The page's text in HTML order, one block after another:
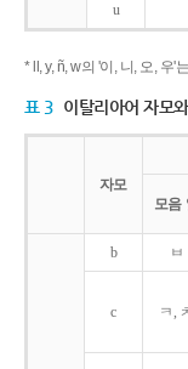
u
* ll, y, ñ, w의 '이, 니, 오, 우
표 3 이탈리아어 자모
자모
모음
b ㅂ
c ㅋ,